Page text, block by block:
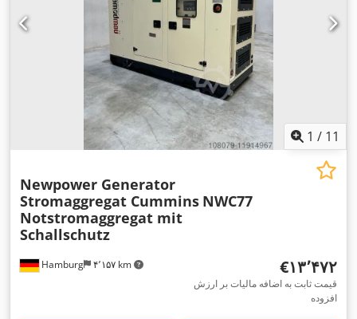
1 / 11
Hamburg ۴٬۱۵۷ km
Newpower Generator
Stromaggregat Cummins NWC77
Notstromaggregat mit
Schallschutz
‎€۱۳٬۴۷۲
قیمت ثابت به اضافه مالیات بر ارزش
افزوده